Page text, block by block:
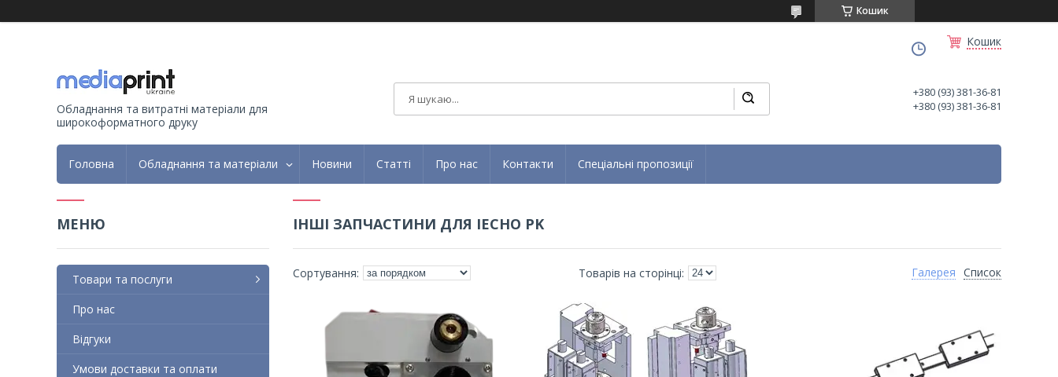
Кошик
Кошик
Обладнання та витратні матеріали для
широкоформатного друку
+380 (93) 381-36-81
+380 (93) 381-36-81
Головна Обладнання та матеріали Новини Статті Про нас Контакти Спеціальні пропозиції
ІНШІ ЗАПЧАСТИНИ ДЛЯ IECHO PK
Галерея Список
Товари та послуги
Про нас
Відгуки
Умови доставки та оплати